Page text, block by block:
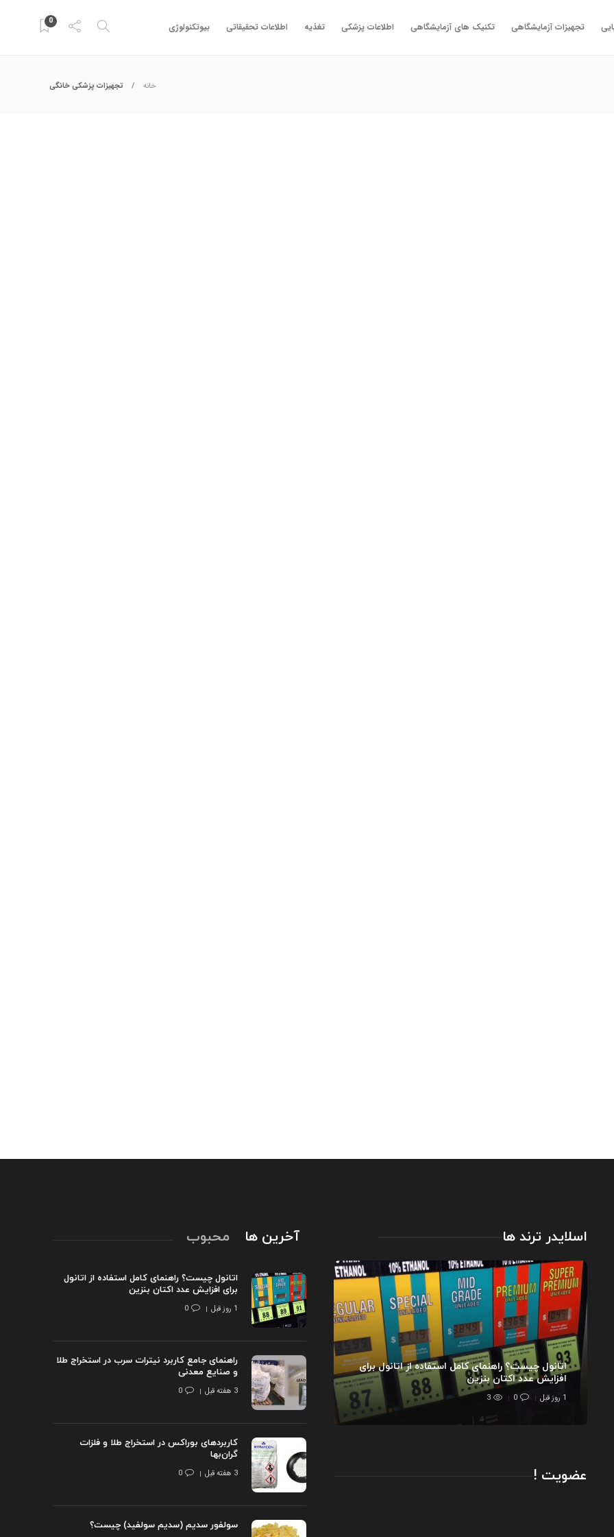
تجهیزات آزمایشگاهی تکنیک های آزمایشگاهی اطلاعات پزشکی تغذیه اطلاعات تحقیقاتی بیوتکنولوژی 0
خانه تجهیزات پزشکی خانگی
اسلایدر ترند ها
اتانول چیست؟ راهنمای کامل استفاده از اتانول برای
افزایش عدد اکتان بنزین
1 روز قبل 0
3
عضویت !
آخرین ها محبوب
اتانول چیست؟ راهنمای کامل استفاده از اتانول
برای افزایش عدد اکتان بنزین
1 روز قبل 0
راهنمای جامع کاربرد نیترات سرب در استخراج طلا
و صنایع معدنی
3 هفته قبل 0
کاربردهای بوراکس در استخراج طلا و فلزات
گران‌بها
3 هفته قبل 0
سولفور سدیم (سدیم سولفید) چیست؟